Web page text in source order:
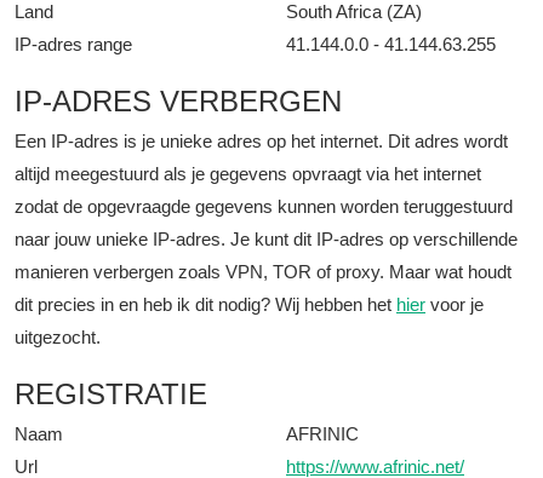
Land
South Africa (ZA)
IP-adres range
41.144.0.0 - 41.144.63.255
IP-ADRES VERBERGEN
Een IP-adres is je unieke adres op het internet. Dit adres wordt
altijd meegestuurd als je gegevens opvraagt via het internet
zodat de opgevraagde gegevens kunnen worden teruggestuurd
naar jouw unieke IP-adres. Je kunt dit IP-adres op verschillende
manieren verbergen zoals VPN, TOR of proxy. Maar wat houdt
dit precies in en heb ik dit nodig? Wij hebben het hier voor je
uitgezocht.
REGISTRATIE
Naam
AFRINIC
Url
https://www.afrinic.net/